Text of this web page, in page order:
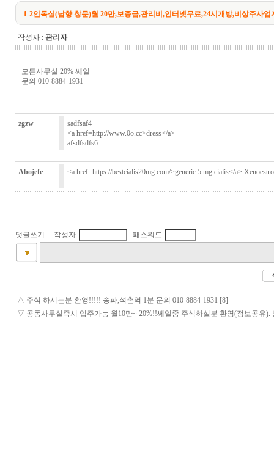
1-2인독실(남향 창문)월 20만,보증금,관리비,인터넷무료,24시개방,비상주사업
작성자 : 관리자
모든사무실 20% 쎄일
문의 010-8884-1931
zgzw
sadfsaf4
<a href=http://www.0o.cc>dress</a>
afsdfsdfs6
Abojefe <a href=https://bestcialis20mg.com/>generic 5 mg cialis</a>
댓글쓰기 작성자 패스워드
△ 주식 하시는분 환영!!!!! 송파,석촌역 1분 문의 010-8884-1931 [8]
▽ 공동사무실즉시 입주가능 월10만~ 20%!!쎄일중 주식하실분 환영(정보공유).